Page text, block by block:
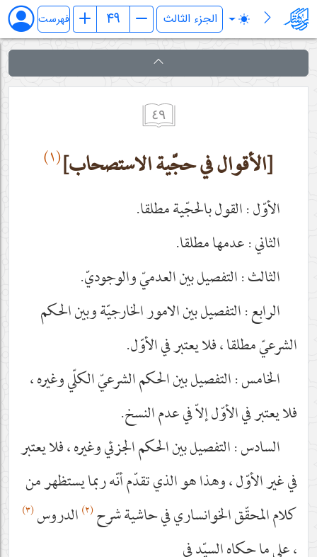
فرائد الاصول (رسائل) فهرست
٤٩
[الأقوال في حجّية الاستصحاب](١)
الأوّل : القول بالحجّية مطلقا.
الثاني : عدمها مطلقا.
الثالث : التفصيل بين العدميّ والوجوديّ.
الرابع : التفصيل بين الامور الخارجيّة وبين الحكم
الشرعيّ مطلقا ، فلا يعتبر في الأوّل.
الخامس : التفصيل بين الحكم الشرعيّ الكلّي وغيره ،
فلا يعتبر في الأوّل إلاّ في عدم النسخ.
السادس : التفصيل بين الحكم الجزئي وغيره ، فلا يعتبر
في غير الأوّل ، وهذا هو الذي تقدّم أنّه ربما يستظهر من
كلام المحقّق الخوانساري في حاشية شرح(٢) الدروس(٣)